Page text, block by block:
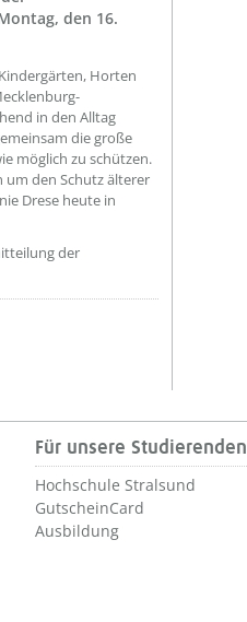
den 16.
Horten
in den Alltag
die große
möglich zu schützen.
um den Schutz älterer
Drese heute in
der
Für unsere Studierenden
Hochschule Stralsund
GutscheinCard
Ausbildung